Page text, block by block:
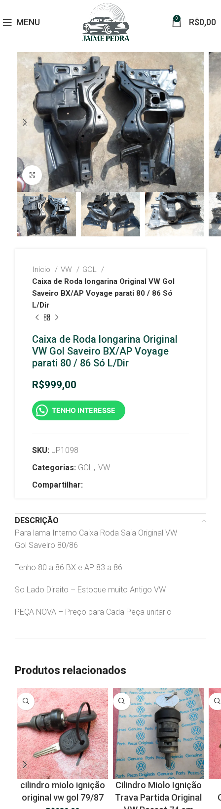
MENU 0 R$0,00
Click to enlarge
Início VW
GOL
Caixa de Roda longarina Original VW Gol
Saveiro BX/AP Voyage parati 80 / 86 Só
L/Dir
Caixa de Roda longarina Original
VW Gol Saveiro BX/AP Voyage
parati 80 / 86 Só L/Dir
R$999,00
TENHO INTERESSE
SKU: JP1098
Categorias: GOL, VW
Compartilhar:
DESCRIÇÃO
Para lama Interno Caixa Roda Saia Original VW
Gol Saveiro 80/86
Tenho 80 a 86 BX e AP 83 a 86
So Lado Direito – Estoque muito Antigo VW
PEÇA NOVA – Preço para Cada Peça unitario
Produtos relacionados
cilindro miolo ignição
original vw gol 79/87
Cilindro Miolo Ignição
Trava Partida Original